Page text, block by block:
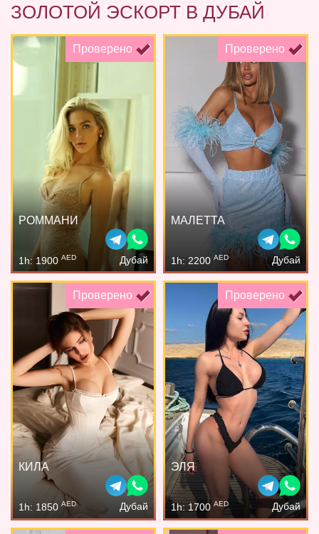
ЗОЛОТОЙ ЭСКОРТ В ДУБАЙ
Проверено
РОММАНИ
1h: 1900 AED Дубай
Проверено
МАЛЕТТА
1h: 2200 AED Дубай
Проверено
КИЛА
1h: 1850 AED Дубай
Проверено
ЭЛЯ
1h: 1700 AED Дубай